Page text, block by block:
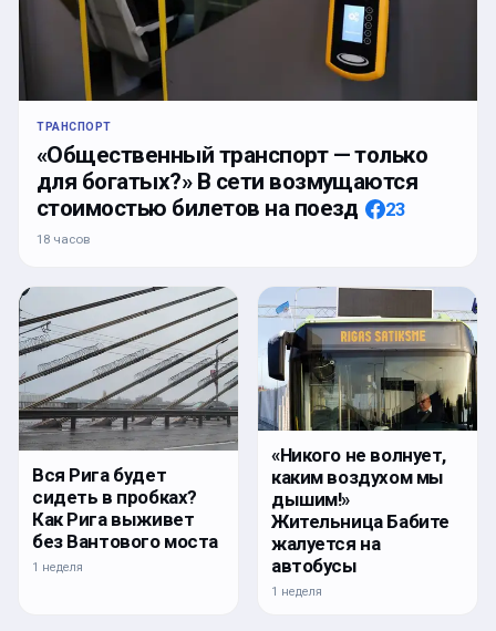
ТРАНСПОРТ
«Общественный транспорт — только
для богатых?» В сети возмущаются
стоимостью билетов на поезд
23
18 часов
Вся Рига будет
сидеть в пробках?
Как Рига выживет
без Вантового моста
1 неделя
«Никого не волнует,
каким воздухом мы
дышим!»
Жительница Бабите
жалуется на
автобусы
1 неделя